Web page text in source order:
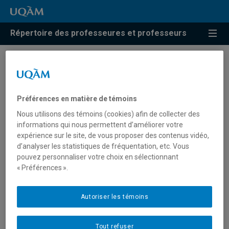
Répertoire des professeures et professeurs
Danielle Maia De Souza
Professeure associée
Unité:Département de stratégie, responsabilité
sociale et environnementale
Préférences en matière de témoins
Nous utilisons des témoins (cookies) afin de collecter des
informations qui nous permettent d’améliorer votre
expérience sur le site, de vous proposer des contenus vidéo,
d’analyser les statistiques de fréquentation, etc. Vous
pouvez personnaliser votre choix en sélectionnant
« Préférences ».
Tout refuser
Autoriser les témoins